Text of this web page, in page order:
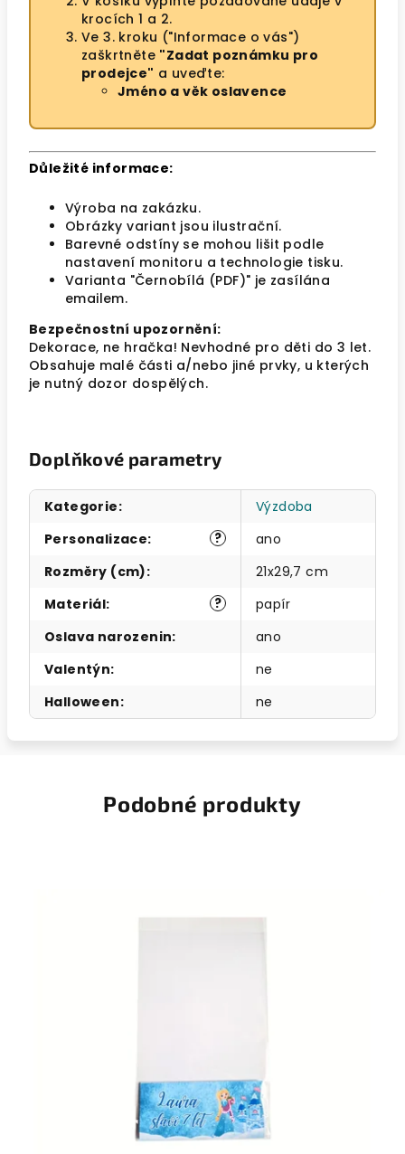
krocích 1 a 2.
Ve 3. kroku ("Informace o vás")
zaškrtněte "Zadat poznámku pro
prodejce" a uveďte:
Jméno a věk oslavence
Důležité informace:
Výroba na zakázku.
Obrázky variant jsou ilustrační.
Barevné odstíny se mohou lišit podle
nastavení monitoru a technologie tisku.
Varianta "Černobílá (PDF)" je zasílána
emailem.
Bezpečnostní upozornění:
Dekorace, ne hračka! Nevhodné pro děti do 3 let.
Obsahuje malé části a/nebo jiné prvky, u kterých
je nutný dozor dospělých.
Doplňkové parametry
Kategorie:
Výzdoba
?
Personalizace:
ano
Rozměry (cm):
21x29,7 cm
?
Materiál:
papír
Oslava narozenin:
ano
Valentýn:
ne
Halloween: ne
Podobné produkty